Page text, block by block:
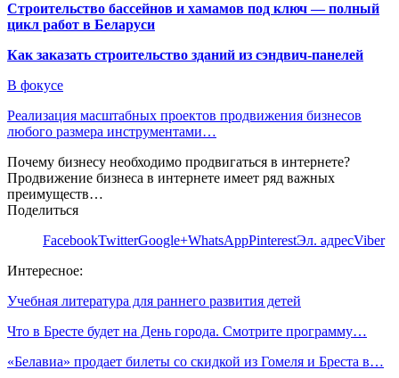
Строительство бассейнов и хамамов под ключ — полный
цикл работ в Беларуси
Как заказать строительство зданий из сэндвич-панелей
В фокусе
Реализация масштабных проектов продвижения бизнесов
любого размера инструментами…
Почему бизнесу необходимо продвигаться в интернете?
Продвижение бизнеса в интернете имеет ряд важных
преимуществ…
Поделиться
FacebookTwitterGoogle+WhatsAppPinterestЭл. адресViber
Интересное:
Учебная литература для раннего развития детей
Что в Бресте будет на День города. Смотрите программу…
«Белавиа» продает билеты со скидкой из Гомеля и Бреста в…